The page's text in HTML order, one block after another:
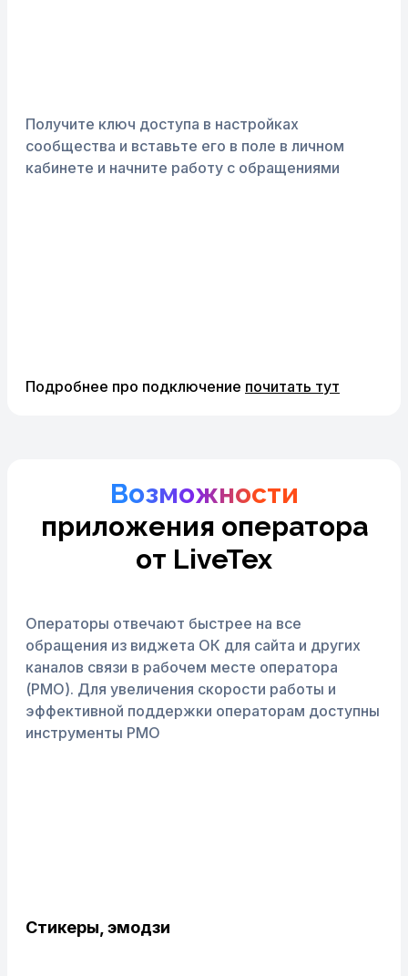
Получите ключ доступа в настройках
сообщества и вставьте его в поле в личном
кабинете и начните работу с обращениями
Подробнее про подключение почитать тут
Возможности
приложения оператора
от LiveTex
Операторы отвечают быстрее на все
обращения из виджета ОК для сайта и других
каналов связи в рабочем месте оператора
(РМО). Для увеличения скорости работы и
эффективной поддержки операторам доступны
инструменты РМО
Стикеры, эмодзи